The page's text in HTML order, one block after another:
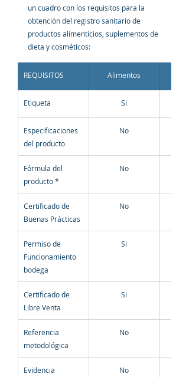
un cuadro con los requisitos para la
obtención del registro sanitario de
productos alimenticios, suplementos de
dieta y cosméticos:
REQUISITOS Alimentos
Etiqueta Si
Especificaciones
del producto
​No
Fórmula del
producto *
No
Certificado de
Buenas Prácticas
No
Permiso de
Funcionamiento
bodega
Si
Certificado de
Libre Venta
Si
Referencia
metodológica
No
Evidencia
No